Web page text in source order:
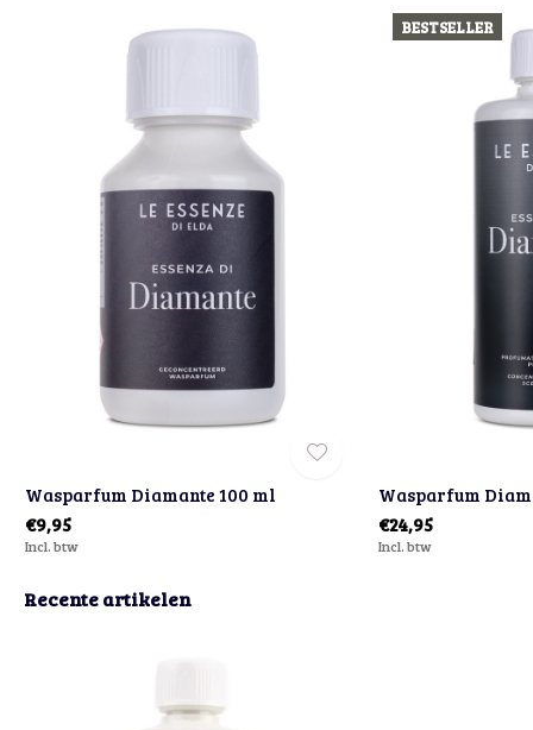
Wasparfum Diamante 100 ml
€9,95
Incl. btw
BESTSELLER
Wasparfum
€24,95
Incl. btw
Recente artikelen